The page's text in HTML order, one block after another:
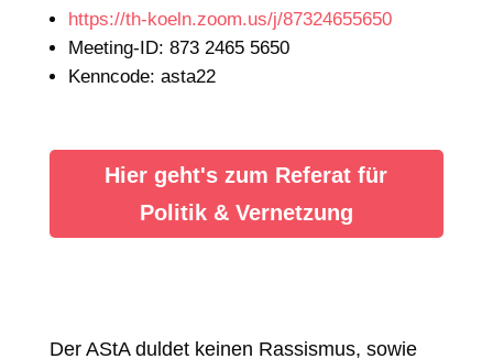
https://th-koeln.zoom.us/j/87324655650
Meeting-ID: 873 2465 5650
Kenncode: asta22
Hier geht's zum Referat für
Politik & Vernetzung
Der AStA duldet keinen Rassismus, sowie